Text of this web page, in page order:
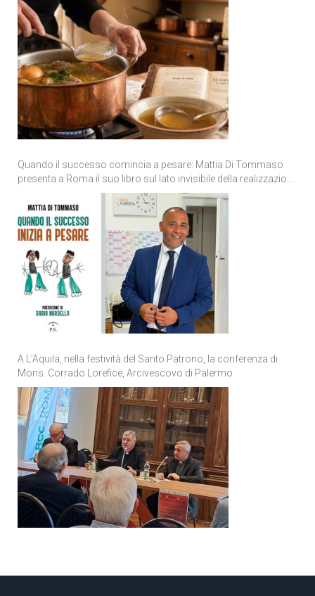
Quando il successo comincia a pesare: Mattia Di Tommaso
presenta a Roma il suo libro sul lato invisibile della realizzazione
A L’Aquila, nella festività del Santo Patrono, la conferenza di
Mons. Corrado Lorefice, Arcivescovo di Palermo